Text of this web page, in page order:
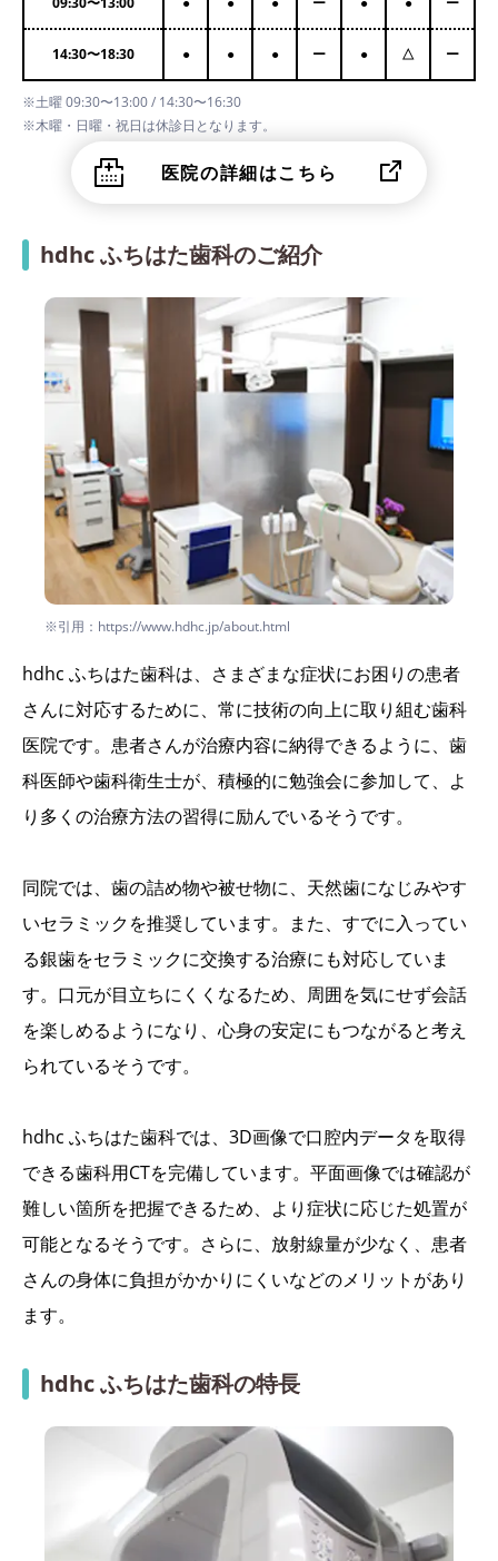
14:30〜18:30 ● ● ● ー ● △ ー
※土曜 09:30〜13:00 / 14:30〜16:30
※木曜・日曜・祝日は休診日となります。
医院の詳細はこちら
hdhc ふちはた歯科のご紹介
※引用：https://www.hdhc.jp/about.html
hdhc ふちはた歯科は、さまざまな症状にお困りの患者
さんに対応するために、常に技術の向上に取り組む歯科
医院です。患者さんが治療内容に納得できるように、歯
科医師や歯科衛生士が、積極的に勉強会に参加して、よ
り多くの治療方法の習得に励んでいるそうです。
同院では、歯の詰め物や被せ物に、天然歯になじみやす
いセラミックを推奨しています。また、すでに入ってい
る銀歯をセラミックに交換する治療にも対応していま
す。口元が目立ちにくくなるため、周囲を気にせず会話
を楽しめるようになり、心身の安定にもつながると考え
られているそうです。
hdhc ふちはた歯科では、3D画像で口腔内データを取得
できる歯科用CTを完備しています。平面画像では確認が
難しい箇所を把握できるため、より症状に応じた処置が
可能となるそうです。さらに、放射線量が少なく、患者
さんの身体に負担がかかりにくいなどのメリットがあり
ます。
hdhc ふちはた歯科の特長